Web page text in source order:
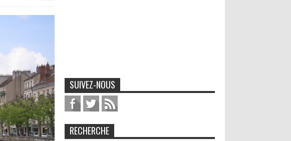
SUIVEZ-NOUS
RECHERCHE